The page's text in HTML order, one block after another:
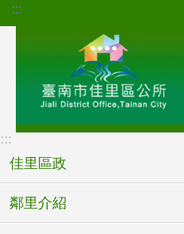
跳到主要內容區塊
:::
:::
佳里區政
鄰里介紹